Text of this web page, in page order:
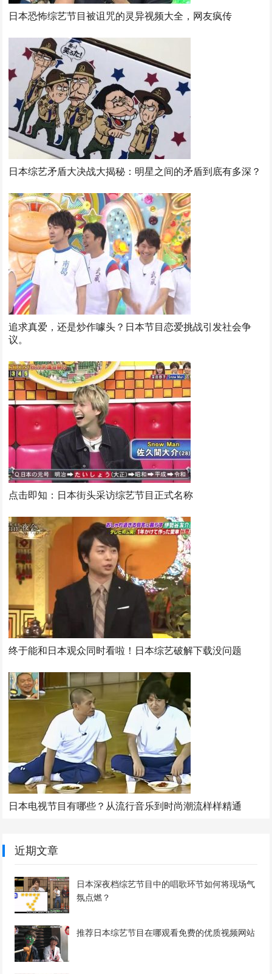
日本恐怖综艺节目被诅咒的灵异视频大全，网友疯传
日本综艺矛盾大决战大揭秘：明星之间的矛盾到底有多深？
追求真爱，还是炒作噱头？日本节目恋爱挑战引发社会争
议。
点击即知：日本街头采访综艺节目正式名称
终于能和日本观众同时看啦！日本综艺破解下载没问题
日本电视节目有哪些？从流行音乐到时尚潮流样样精通
近期文章
日本深夜档综艺节目中的唱歌环节如何将现场气
氛点燃？
推荐日本综艺节目在哪观看免费的优质视频网站